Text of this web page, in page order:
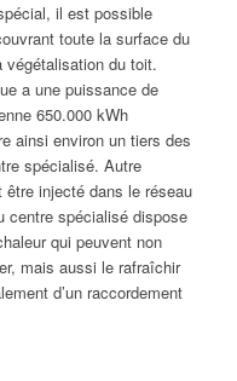
il est possible
toute la surface du
du toit.
a une puissance de
650.000 kWh
ainsi environ un tiers des
spécialisé. Autre
être injecté dans le réseau
centre spécialisé dispose
qui peuvent non
mais aussi le rafraîchir
d’un raccordement